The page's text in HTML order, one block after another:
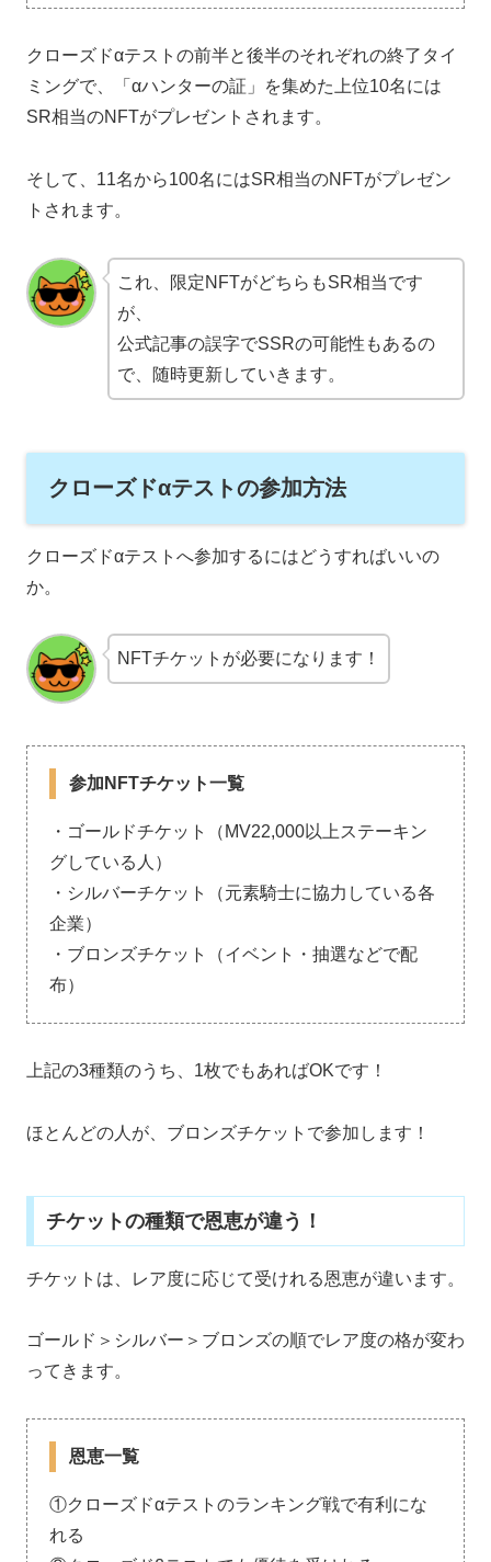
クローズドαテストの前半と後半のそれぞれの終了タイ
ミングで、「αハンターの証」を集めた上位10名には
SR相当のNFTがプレゼントされます。
そして、11名から100名にはSR相当のNFTがプレゼン
トされます。
これ、限定NFTがどちらもSR相当です
が、
公式記事の誤字でSSRの可能性もあるの
で、随時更新していきます。
クローズドαテストの参加方法
クローズドαテストへ参加するにはどうすればいいの
か。
NFTチケットが必要になります！
参加NFTチケット一覧
・ゴールドチケット（MV22,000以上ステーキン
グしている人）
・シルバーチケット（元素騎士に協力している各
企業）
・ブロンズチケット（イベント・抽選などで配
布）
上記の3種類のうち、1枚でもあればOKです！
ほとんどの人が、ブロンズチケットで参加します！
チケットの種類で恩恵が違う！
チケットは、レア度に応じて受けれる恩恵が違います。
ゴールド＞シルバー＞ブロンズの順でレア度の格が変わ
ってきます。
恩恵一覧
①クローズドαテストのランキング戦で有利にな
れる